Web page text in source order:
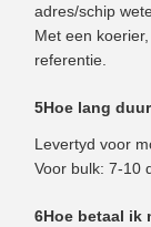
adres/schip
Met een
referentie.
5Hoe lang
Levertyd voor
Voor bulk: 7-10
6Hoe betaal ik